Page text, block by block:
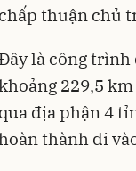
thuận chủ
là công trình
229,5
qua địa phận 4
thành đi